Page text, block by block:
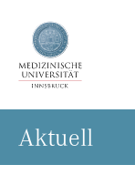
Forschung
Ak­tu­ell